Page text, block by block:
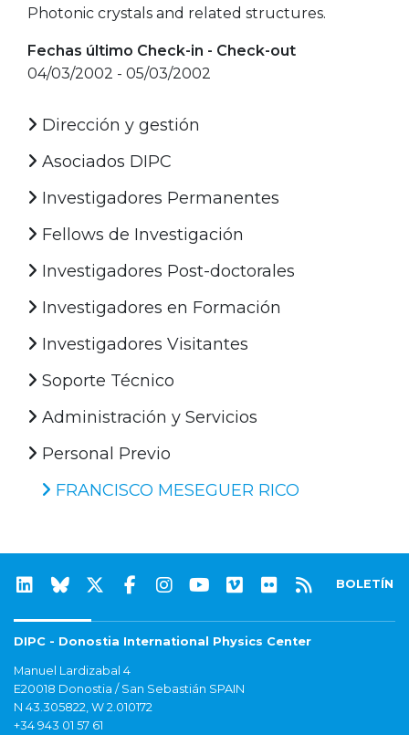
Photonic crystals and related structures.
Fechas último Check-in - Check-out
04/03/2002 - 05/03/2002
Dirección y gestión
Asociados DIPC
Investigadores Permanentes
Fellows de Investigación
Investigadores Post-doctorales
Investigadores en Formación
Investigadores Visitantes
Soporte Técnico
Administración y Servicios
Personal Previo
FRANCISCO MESEGUER RICO
BOLETÍN
DIPC - Donostia International Physics Center
Manuel Lardizabal 4
E20018 Donostia / San Sebastián SPAIN
N 43.305822, W 2.010172
+34 943 01 57 61